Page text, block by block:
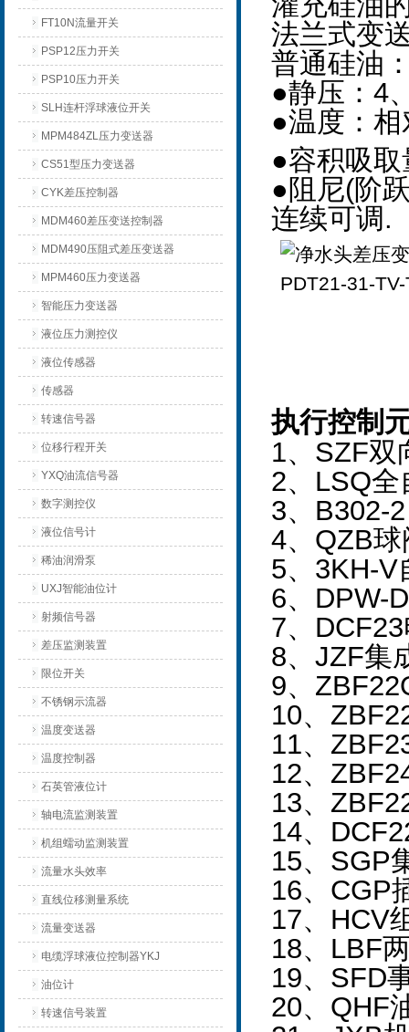
FT10N流量开关
PSP12压力开关
PSP10压力开关
SLH连杆浮球液位开关
MPM484ZL压力变送器
CS51型压力变送器
CYK差压控制器
MDM460差压变送控制器
MDM490压阻式差压变送器
MPM460压力变送器
智能压力变送器
液位压力测控仪
液位传感器
传感器
转速信号器
位移行程开关
YXQ油流信号器
数字测控仪
液位信号计
稀油润滑泵
UXJ智能油位计
射频信号器
差压监测装置
限位开关
不锈钢示流器
温度变送器
温度控制器
石英管液位计
轴电流监测装置
机组蠕动监测装置
流量水头效率
直线位移测量系统
流量变送器
电缆浮球液位控制器YKJ
油位计
转速信号装置
法兰式变
普通硅油
●静压：4
●温度：
●容积吸
●阻尼(阶
连续可调.
执行控制
1、SZF双
2、LSQ
3、B302-
4、QZB
5、3KH-V
6、DPW-
7、
8、JZF集
9、
10、
11、
12、
13、
14、
15、SGP
16、CGP
17、HCV
18、LBF
19、SFD
20、QHF